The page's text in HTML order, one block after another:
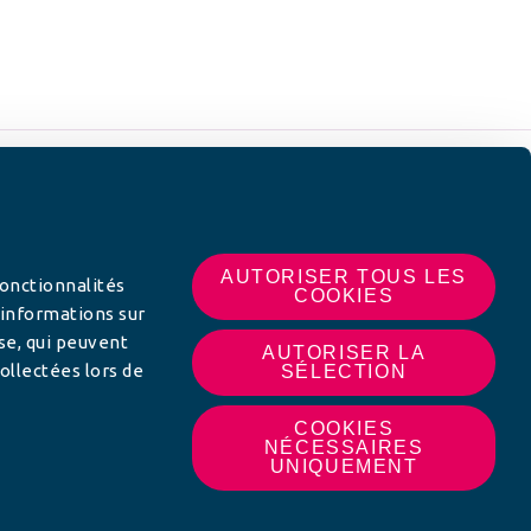
sur
qui peuvent
lors de
AUTORISER TOUS LES
COOKIES
AUTORISER LA
SÉLECTION
COOKIES
NÉCESSAIRES
UNIQUEMENT